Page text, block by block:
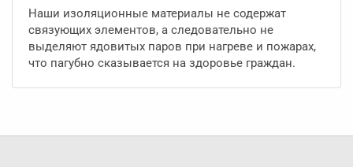
Наши изоляционные материалы не содержат
связующих элементов, а следовательно не
выделяют ядовитых паров при нагреве и пожарах,
что пагубно сказывается на здоровье граждан.